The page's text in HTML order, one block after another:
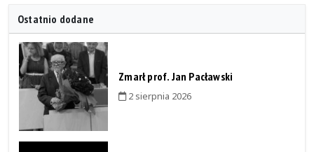
Ostatnio dodane
Zmarł prof. Jan Pacławski
2 sierpnia 2026